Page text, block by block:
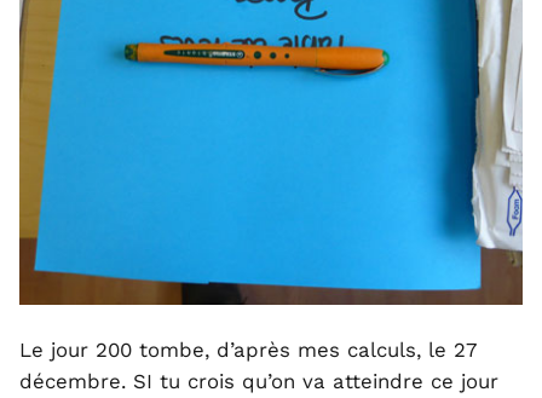
Le jour 200 tombe, d’après mes calculs, le 27
décembre. SI tu crois qu’on va atteindre ce jour